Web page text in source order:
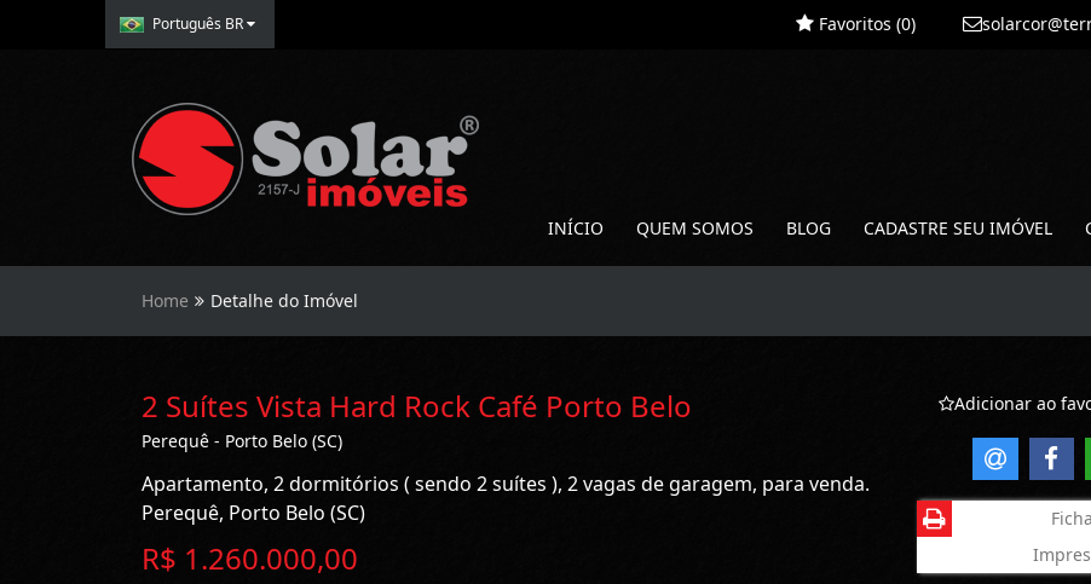
Português BR Favoritos (0)
INÍCIO QUEM SOMOS BLOG CADASTRE SEU IMÓVEL
Home Detalhe do Imóvel
2 Suítes Vista Hard Rock Café Porto Belo
Perequê - Porto Belo (SC)
Apartamento, 2 dormitórios ( sendo 2 suítes ), 2 vagas de garagem, para venda.
Perequê, Porto Belo (SC)
R$ 1.260.000,00
Adicionar ao